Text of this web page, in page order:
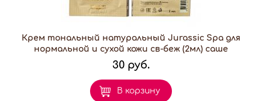
Крем тональный натуральный Jurassic Spa для
нормальной и сухой кожи св-беж (2мл) саше
30 руб.
В корзину